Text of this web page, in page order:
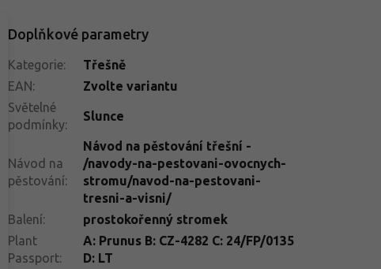
Doplňkové parametry
Kategorie:
Třešně
EAN:
Zvolte variantu
Světelné
podmínky:
Slunce
Návod na
pěstování:
Návod na pěstování třešní -
/navody-na-pestovani-ovocnych-
stromu/navod-na-pestovani-
tresni-a-visni/
Balení:
prostokořenný stromek
Plant
Passport:
A: Prunus B: CZ-4282 C: 24/FP/0135
D: LT